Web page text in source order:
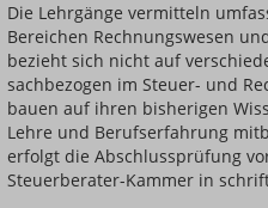
Die Lehrgänge vermitteln
Bereichen Rechnungswesen
bezieht sich nicht auf
sachbezogen im Steuer- und
bauen auf ihren bisherigen
Lehre und Berufserfahrung
erfolgt die Abschlussprüfung
Steuerberater-Kammer in